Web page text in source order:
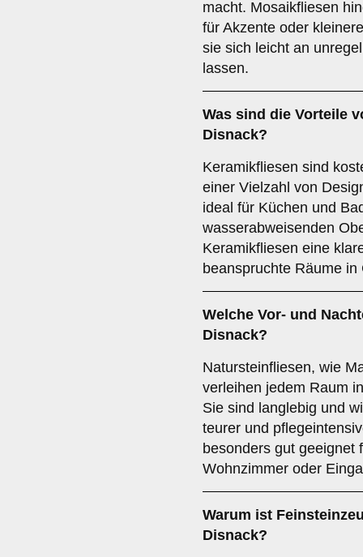
macht. Mosaikfliesen
für Akzente oder
sie sich leicht an
lassen.
Was sind die Vorteile
Disnack?
Keramikfliesen sind
einer Vielzahl von
ideal für Küchen und
wasserabweisenden
Keramikfliesen eine
beanspruchte Räume
Welche Vor- und
Disnack?
Natursteinfliesen, wie
verleihen jedem Raum
Sie sind langlebig und
teurer und
besonders gut geeignet
Wohnzimmer oder
Warum ist
Disnack?